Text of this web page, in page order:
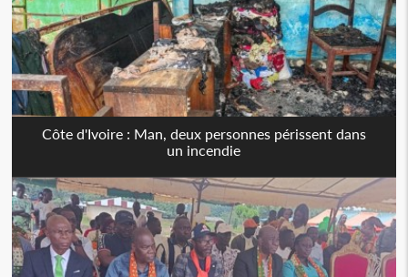
Côte d'Ivoire : Man, deux personnes périssent dans
un incendie